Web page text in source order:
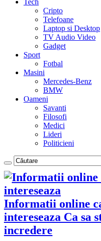
Tech
Cripto
Telefoane
Laptop si Desktop
TV Audio Video
Gadget
Sport
Fotbal
Masini
Mercedes-Benz
BMW
Oameni
Savanti
Filosofi
Medici
Lideri
Politicieni
Informatii online
intereseaza Ca sa
incredere